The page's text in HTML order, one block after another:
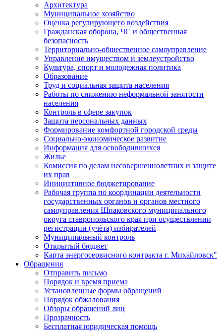
Архитектура
Муниципальное хозяйство
Оценка регулирующего воздействия
Гражданская оборона, ЧС и общественная
безопасность
Территориально-общественное самоуправление
Управление имуществом и землеустройство
Культура, спорт и молодежная политика
Образование
Труд и социальная защита населения
Работы по снижению неформальной занятости
населения
Контроль в сфере закупок
Защита персональных данных
Формирование комфортной городской среды
Социально-экономическое развитие
Информация для освободившихся
Жилье
Комиссия по делам несовершеннолетних и защите
их прав
Инициативное бюджетирование
Рабочая группа по координации деятельности
государственных органов и органов местного
самоуправления Шпаковского муниципального
округа ставропольского края при осуществлении
регистрации (учёта) избирателей
Муниципальный контроль
Открытый бюджет
Карта энергосервисного контракта г. Михайловск"
Обращения
Отправить письмо
Порядок и время приема
Установленные формы обращений
Порядок обжалования
Обзоры обращений лиц
Прозрачность
Бесплатная юридическая помощь